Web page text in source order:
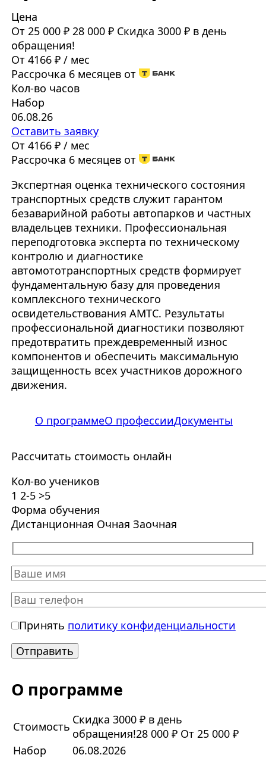
Цена
От 25 000 ₽ 28 000 ₽ Скидка 3000 ₽ в день
обращения!
От 4166 ₽ / мес
Рассрочка 6 месяцев от
Кол-во часов
Набор
06.08.26
Оставить заявку
От 4166 ₽ / мес
Рассрочка 6 месяцев от
Экспертная оценка технического состояния
транспортных средств служит гарантом
безаварийной работы автопарков и частных
владельцев техники. Профессиональная
переподготовка эксперта по техническому
контролю и диагностике
автомототранспортных средств формирует
фундаментальную базу для проведения
комплексного технического
освидетельствования АМТС. Результаты
профессиональной диагностики позволяют
предотвратить преждевременный износ
компонентов и обеспечить максимальную
защищенность всех участников дорожного
движения.
О программеО профессииДокументы
Рассчитать стоимость онлайн
Кол-во учеников
1 2-5 >5
Форма обучения
Дистанционная Очная Заочная
Принять политику конфиденциальности
О программе
Стоимость Скидка 3000 ₽ в день
обращения!28 000 ₽ От 25 000 ₽
Набор
06.08.2026